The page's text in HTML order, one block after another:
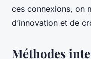
ces connexions, on
d’innovation et de
Méthodes